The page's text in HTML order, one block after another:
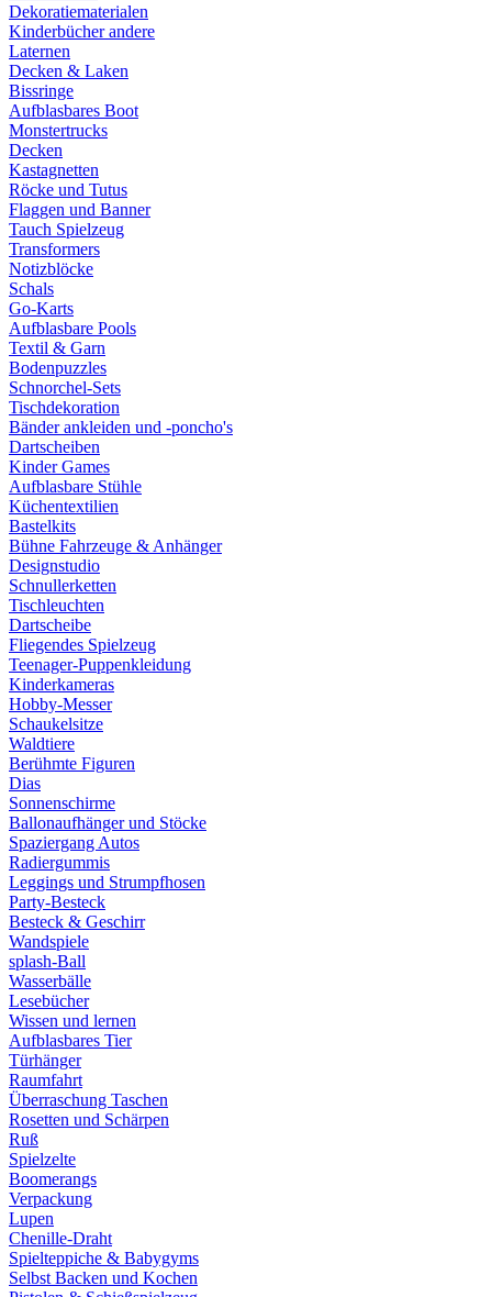
Dekoratiematerialen
Kinderbücher andere
Laternen
Decken & Laken
Bissringe
Aufblasbares Boot
Monstertrucks
Decken
Kastagnetten
Röcke und Tutus
Flaggen und Banner
Tauch Spielzeug
Transformers
Notizblöcke
Schals
Go-Karts
Aufblasbare Pools
Textil & Garn
Bodenpuzzles
Schnorchel-Sets
Tischdekoration
Bänder ankleiden und -poncho's
Dartscheiben
Kinder Games
Aufblasbare Stühle
Küchentextilien
Bastelkits
Bühne Fahrzeuge & Anhänger
Designstudio
Schnullerketten
Tischleuchten
Dartscheibe
Fliegendes Spielzeug
Teenager-Puppenkleidung
Kinderkameras
Hobby-Messer
Schaukelsitze
Waldtiere
Berühmte Figuren
Dias
Sonnenschirme
Ballonaufhänger und Stöcke
Spaziergang Autos
Radiergummis
Leggings und Strumpfhosen
Party-Besteck
Besteck & Geschirr
Wandspiele
splash-Ball
Wasserbälle
Lesebücher
Wissen und lernen
Aufblasbares Tier
Türhänger
Raumfahrt
Überraschung Taschen
Rosetten und Schärpen
Ruß
Spielzelte
Boomerangs
Verpackung
Lupen
Chenille-Draht
Spielteppiche & Babygyms
Selbst Backen und Kochen